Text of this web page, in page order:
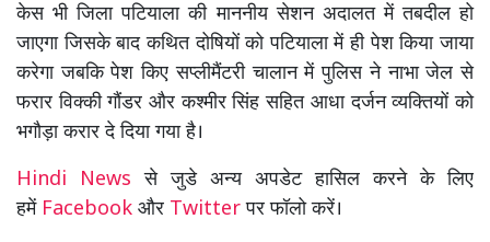
केस भी जिला पटियाला की माननीय सेशन अदालत में तबदील हो
जाएगा जिसके बाद कथित दोषियों को पटियाला में ही पेश किया जाया
करेगा जबकि पेश किए सप्लीमैंटरी चालान में पुलिस ने नाभा जेल से
फरार विक्की गौंडर और कश्मीर सिंह सहित आधा दर्जन व्यक्तियों को
भगौड़ा करार दे दिया गया है।
Hindi Newsसे जुडे अन्य अपडेट हासिल करने के लिए
हमें Facebook और Twitterपर फॉलो करें।